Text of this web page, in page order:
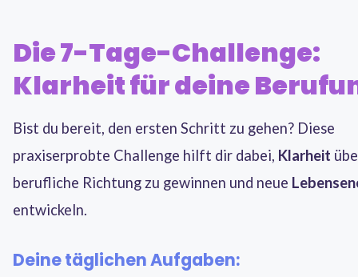
Die 7-Tage-Challenge:
Klarheit für deine
Bist du bereit, den ersten Schritt zu gehen? Diese
praxiserprobte Challenge hilft dir dabei, Klarheit
berufliche Richtung zu gewinnen und neue
entwickeln.
Deine täglichen Aufgaben: